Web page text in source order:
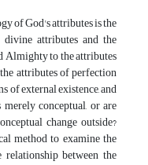
of God's attributes is the
divine attributes and the
Almighty to the attributes
attributes of perfection
of external existence, and
conceptual, or are
change outside?
method to examine the
between the